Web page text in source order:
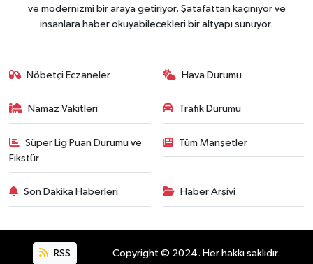
ve modernizmi bir araya getiriyor. Şatafattan kaçınıyor ve
insanlara haber okuyabilecekleri bir altyapı sunuyor.
Nöbetçi Eczaneler Hava Durumu
Namaz Vakitleri Trafik Durumu
Süper Lig Puan Durumu ve
Fikstür
Tüm Manşetler
Son Dakika Haberleri Haber Arşivi
RSS Copyright © 2024. Her hakkı saklıdır.